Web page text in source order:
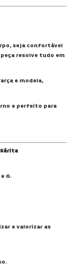
seja confortável
resolve tudo em
e modela,
e perfeito para
G.
e valorizar as